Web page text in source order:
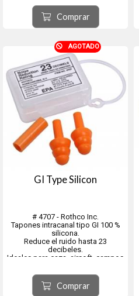
Comprar
AGOTADO
GI Type Silicon
# 4707 - Rothco Inc.
Tapones intracanal tipo GI 100 %
silicona.
Reduce el ruido hasta 23
decibeles.
Ideales para caza, airsoft, campos
Medidas: 32 mm de largo y 15
mm/6 mm de diámetro.
Comprar